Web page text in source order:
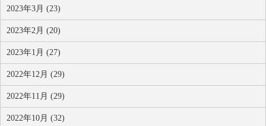
2023年3月 (23)
2023年2月 (20)
2023年1月 (27)
2022年12月 (29)
2022年11月 (29)
2022年10月 (32)